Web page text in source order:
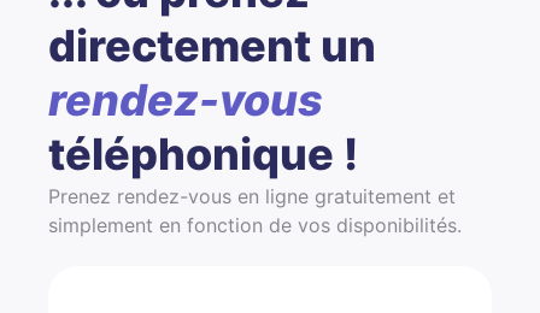
directement un
rendez-vous
téléphonique !
Prenez rendez-vous en ligne gratuitement et
simplement en fonction de vos disponibilités.